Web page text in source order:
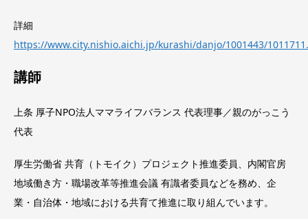
詳細
https://www.city.nishio.aichi.jp/kurashi/danjo/1001443/
講師
上条 厚子NPO法人ママライフバランス 代表理事／親のがっこう
代表
厚生労働省 共育（トモイク）プロジェクト推進委員、内閣官房
地域働き方・職場改革等推進会議 有識者委員などを務め、企
業・自治体・地域における共育て推進に取り組んでいます。